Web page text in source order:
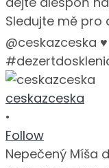
ceskazceska
•
Follow
Nepečený Míša